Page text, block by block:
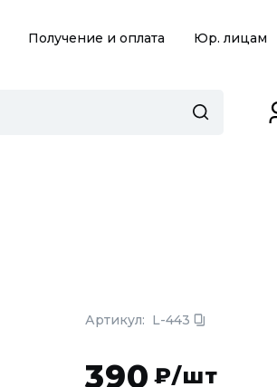
Получение и оплата Юр. лицам
Артикул: L-443
390 ₽/шт